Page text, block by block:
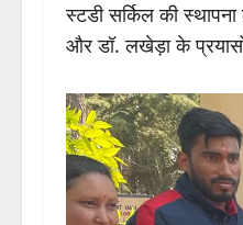
स्टडी सर्किल की
और डॉ. लखेड़ा के